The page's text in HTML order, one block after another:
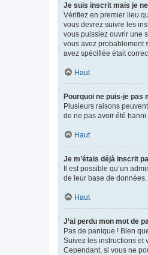
Je suis inscrit mais je
Vérifiez en premier lieu
vous devrez suivre les
vous puissiez ouvrir une
vous avez probablement
avez spécifiée était
Haut
Pourquoi ne puis-je pas
Plusieurs raisons
de ne pas avoir été
Haut
Je m’étais déjà inscrit
Il est possible qu’un
de leur base de
Haut
J’ai perdu mon mot de
Pas de panique ! Bien
Suivez les instructions et
Cependant, si vous ne